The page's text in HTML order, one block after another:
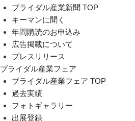
ブライダル産業新聞 TOP
キーマンに聞く
年間購読のお申込み
広告掲載について
プレスリリース
ブライダル産業フェア
ブライダル産業フェア TOP
過去実績
フォトギャラリー
出展登録